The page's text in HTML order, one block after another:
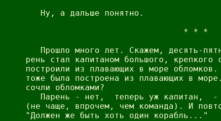
   Ну, а дальше понятно.
                                * * *
Прошло много лет. Скажем, десять-
рень стал капитаном большого,
построили из плавающих в море
тоже была построена из плавающих в
сочли обломками?
Парень - нет,  теперь уж капитан,
(не чаще, впрочем, чем команда). И
"Должен же быть хоть один корабль..."